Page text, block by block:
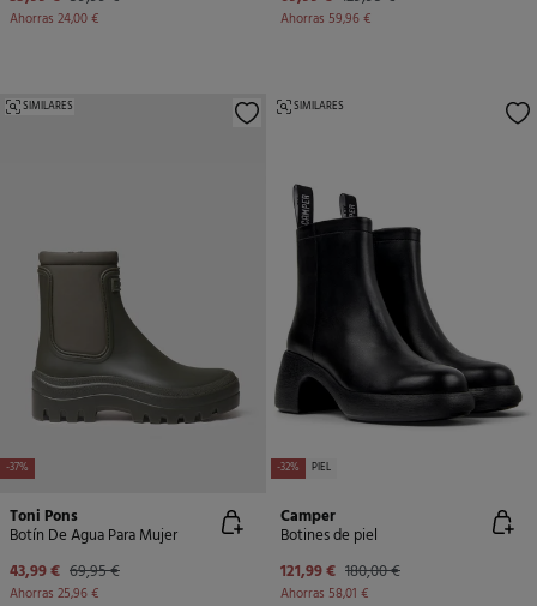
Ahorras 24,00 € Ahorras 59,96 €
-37%
SIMILARES
Toni Pons
Botín De Agua Para Mujer
43,99 € 69,95 €
Ahorras 25,96 €
-32% PIEL
SIMILARES
Camper
Botines de piel
121,99 € 180,00 €
Ahorras 58,01 €